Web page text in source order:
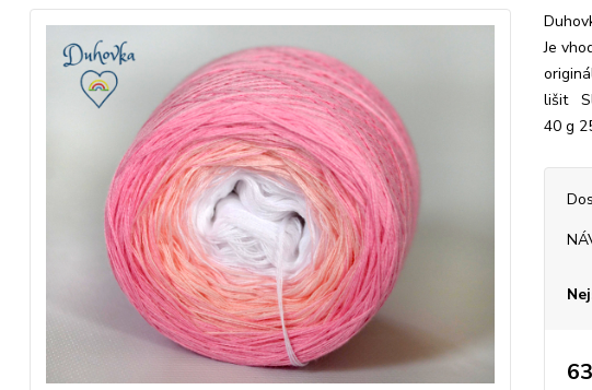
Je
lišit
40 g